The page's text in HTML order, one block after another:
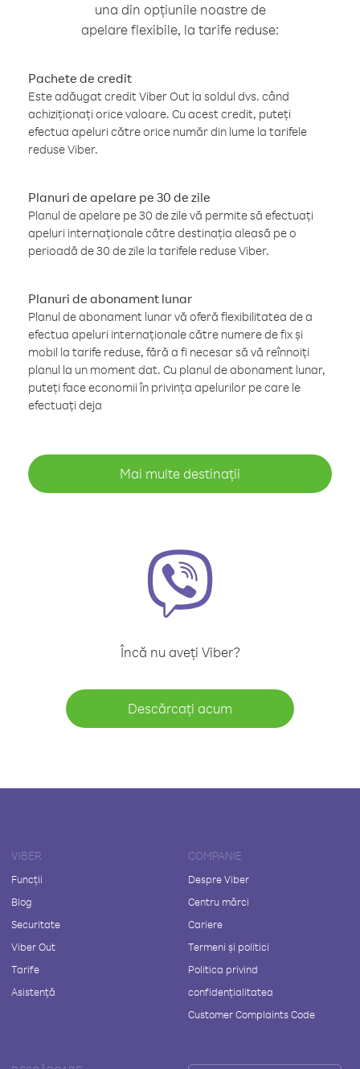
una din opțiunile noastre de
apelare flexibile, la tarife reduse:
Pachete de credit
Este adăugat credit Viber Out la soldul dvs. când
achiziționați orice valoare. Cu acest credit, puteți
efectua apeluri către orice număr din lume la tarifele
reduse Viber.
Planuri de apelare pe 30 de zile
Planul de apelare pe 30 de zile vă permite să efectuați
apeluri internaționale către destinația aleasă pe o
perioadă de 30 de zile la tarifele reduse Viber.
Planuri de abonament lunar
Planul de abonament lunar vă oferă flexibilitatea de a
efectua apeluri internaționale către numere de fix și
mobil la tarife reduse, fără a fi necesar să vă reînnoiți
planul la un moment dat. Cu planul de abonament lunar,
puteți face economii în privința apelurilor pe care le
efectuați deja
Mai multe destinații
Încă nu aveți Viber?
Descărcați acum
VIBER
Funcții
Blog
Securitate
Viber Out
Tarife
Asistență
COMPANIE
Despre Viber
Centru mărci
Cariere
Termeni și politici
Politica privind
confidențialitatea
Customer Complaints Code